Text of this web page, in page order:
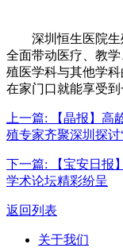
深圳恒生医院生
全面带动医疗、教
殖医学科与其他学
在家门口就能享受到
上一篇:
【晶报】高
殖专家齐聚深圳探讨
下一篇:
【宝安日报
学术论坛精彩纷呈
返回列表
关于我们